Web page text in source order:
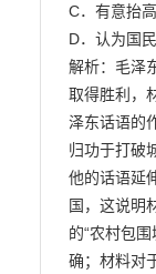
C．有意抬
D．认为国
解析：毛泽
取得胜利，
泽东话语的
归功于打破
他的话语延
国，这说明
的“农村包
确；材料对